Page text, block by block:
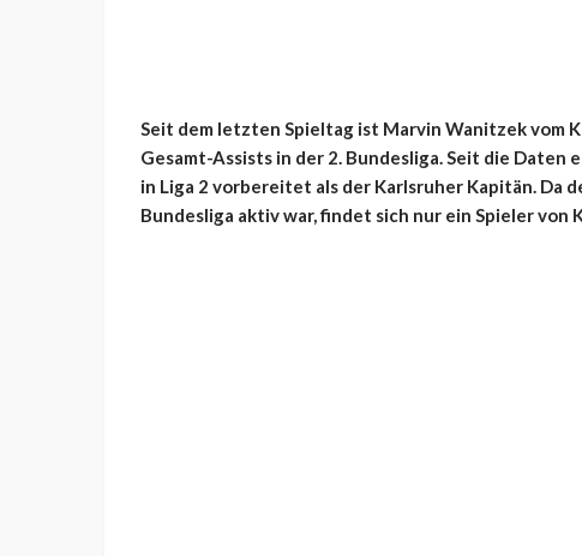
Seit dem letzten Spieltag ist Marvin Wanitzek vom
Gesamt-Assists in der 2. Bundesliga. Seit die
in Liga 2 vorbereitet als der Karlsruher Kapitän. Da
Bundesliga aktiv war, findet sich nur ein Spieler von